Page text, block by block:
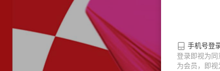
情人节派对
派对 劳动节派对 儿童节派对
母亲
手机号登
登录即视为
为会员，即